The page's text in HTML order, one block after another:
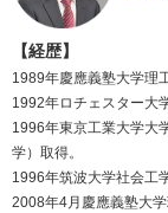
【経歴】
1989年慶應義塾大学理
1992年ロチェスター大
1996年東京工業大学大
学）取得。
1996年筑波大学社会工
2008年4月慶應義塾大